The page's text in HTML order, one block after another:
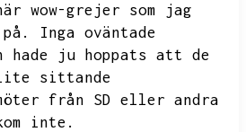
wow-grejer som jag
Inga oväntade
hade ju hoppats att de
sittande
från SD eller andra
inte.